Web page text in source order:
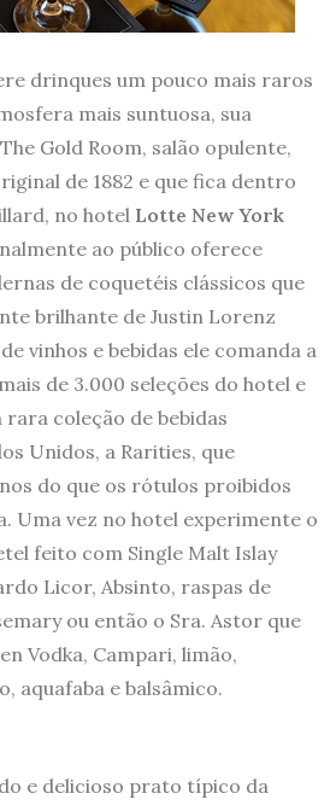
drinques um pouco mais raros
mais suntuosa, sua
Gold Room, salão opulente,
de 1882 e que fica dentro
no hotel Lotte New York
ao público oferece
de coquetéis clássicos que
brilhante de Justin Lorenz
vinhos e bebidas ele comanda a
de 3.000 seleções do hotel e
rara coleção de bebidas
Unidos, a Rarities, que
do que os rótulos proibidos
Uma vez no hotel experimente o
feito com Single Malt Islay
Licor, Absinto, raspas de
ou então o Sra. Astor que
Vodka, Campari, limão,
aquafaba e balsâmico.
e delicioso prato típico da